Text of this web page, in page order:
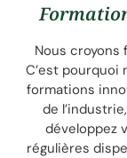
Nous
C’est pourquoi
formations
de
développez
régulières